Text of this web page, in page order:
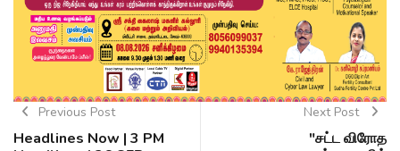
Previous Post
Headlines Now | 3 PM
Next Post
"சட்ட விரோத